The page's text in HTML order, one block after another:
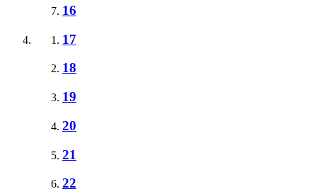
16
17
18
19
20
21
22